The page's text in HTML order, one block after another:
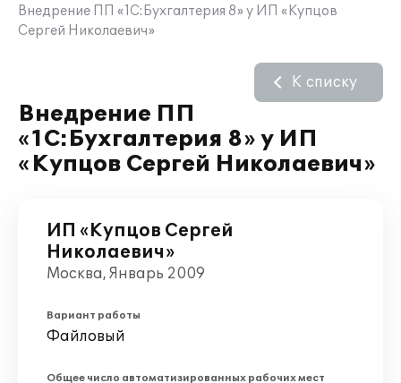
Внедрение ПП «1С:Бухгалтерия 8» у ИП «Купцов
Сергей Николаевич»
Внедрение ПП
«1С:Бухгалтерия 8» у ИП
«Купцов Сергей Николаевич»
К списку
ИП «Купцов Сергей
Николаевич»
Москва, Январь 2009
Вариант работы
Файловый
Общее число автоматизированных рабочих мест